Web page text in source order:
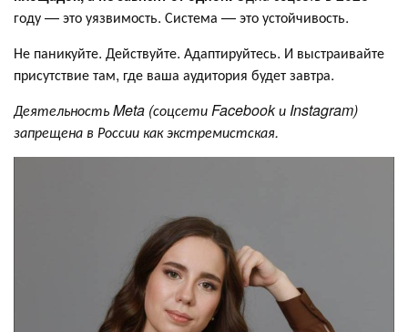
году — это уязвимость. Система — это устойчивость.
Не паникуйте. Действуйте. Адаптируйтесь. И выстраивайте
присутствие там, где ваша аудитория будет завтра.
Деятельность Meta (соцсети Facebook и Instagram)
запрещена в России как экстремистская.